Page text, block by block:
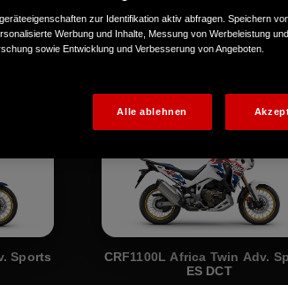
Sports
CRF1100L Africa Twin Adv.
ES DCT
zur Identifikation aktiv abfragen. Speichern
Werbung und Inhalte, Messung von Werbeleistung
sowie Entwicklung und Verbesserung von Angeboten.
Alle ablehnen